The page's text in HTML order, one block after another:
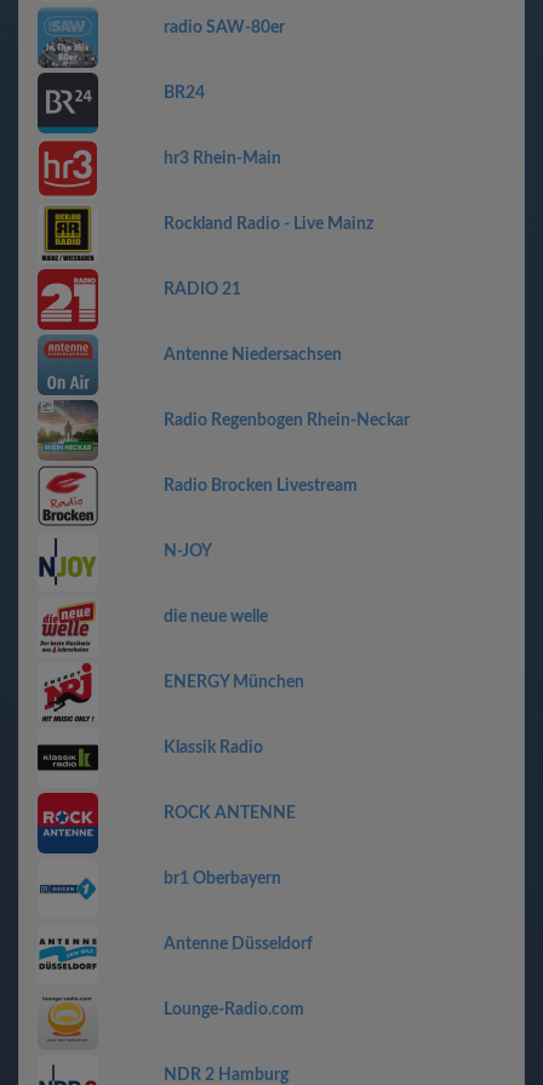
radio SAW-80er
BR24
hr3 Rhein-Main
Rockland Radio - Live Mainz
RADIO 21
Antenne Niedersachsen
Radio Regenbogen Rhein-Neckar
Radio Brocken Livestream
N-JOY
die neue welle
ENERGY München
Klassik Radio
ROCK ANTENNE
br1 Oberbayern
Antenne Düsseldorf
Lounge-Radio.com
NDR 2 Hamburg